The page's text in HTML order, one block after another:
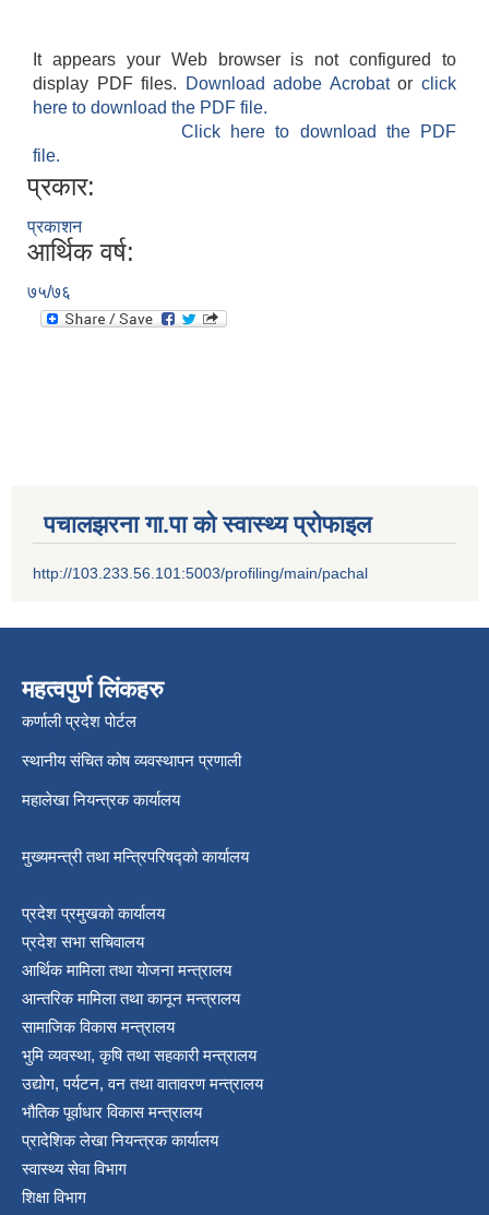
It appears your Web browser is not configured to
display PDF files.
Download adobe Acrobatorclick
here to download the PDF file.
Click here to download the PDF
file.
प्रकार:
प्रकाशन
आर्थिक वर्ष:
७५/७६
पचालझरना गा.पा को स्वास्थ्य प्रोफाइल
http://103.233.56.101:5003/profiling/main/pachal
महत्वपुर्ण लिंकहरु
कर्णाली प्रदेश पोर्टल
स्थानीय संचित कोष व्यवस्थापन प्रणाली
महालेखा नियन्त्रक कार्यालय
मुख्यमन्त्री तथा मन्त्रिपरिषद्को कार्यालय
प्रदेश प्रमुखको कार्यालय
प्रदेश सभा सचिवालय
आर्थिक मामिला तथा योजना मन्त्रालय
आन्तरिक मामिला तथा कानून मन्त्रालय
सामाजिक विकास मन्त्रालय
भुमि व्यवस्था, कृषि तथा सहकारी मन्त्रालय
उद्योग, पर्यटन, वन तथा वातावरण मन्त्रालय
भौतिक पूर्वाधार विकास मन्त्रालय
प्रादेशिक लेखा नियन्त्रक कार्यालय
स्वास्थ्य सेवा विभाग
शिक्षा विभाग